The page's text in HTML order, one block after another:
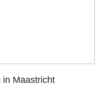
in Maastricht